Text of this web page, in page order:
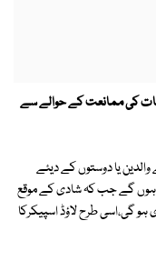
کی ممانعت کے حوالے سے
یا دوستوں کے دیئے
ہوں گے جب کہ شادی کے موقع
ہو گی،اسی طرح لاؤڈ اسپیکرکا